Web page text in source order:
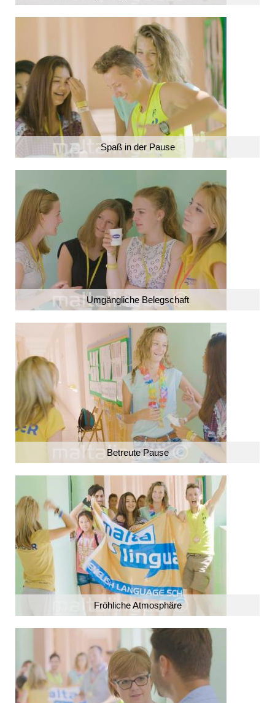
Spaß in der Pause
Umgängliche Belegschaft
Betreute Pause
Fröhliche Atmosphäre